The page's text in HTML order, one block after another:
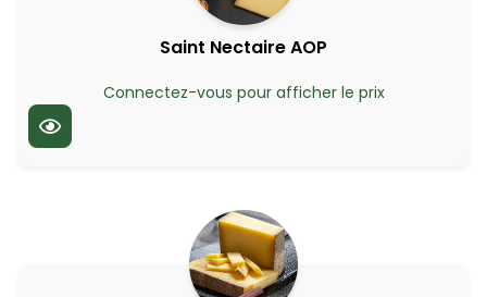
Saint Nectaire AOP
Connectez-vous pour afficher le prix